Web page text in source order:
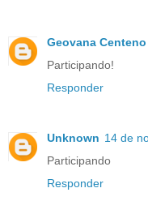
Geovana Centeno
Participando!
Responder
Unknown 14 de
Participando
Responder